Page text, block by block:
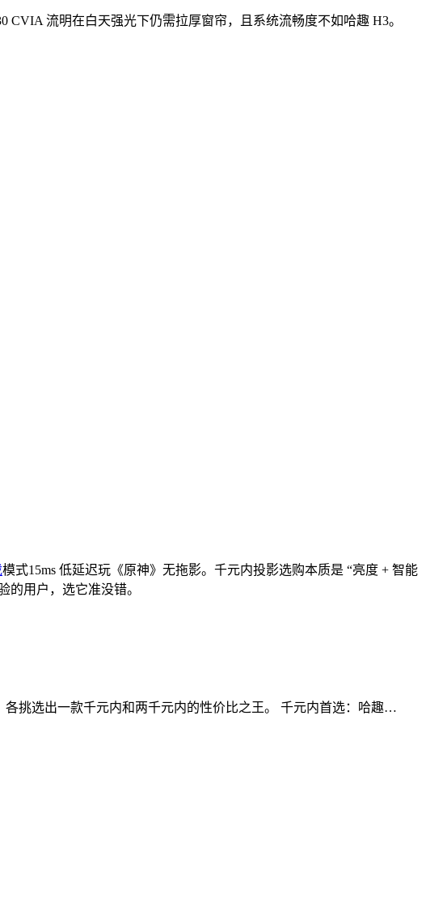
流明在白天强光下仍需拉厚窗帘，且系统流畅度不如哈趣 H3。
模式15ms 低延迟玩《原神》无拖影。千元内投影选购本质是 “亮度 + 智能
的用户，选它准没错。
挑选出一款千元内和两千元内的性价比之王。 千元内首选：哈趣…